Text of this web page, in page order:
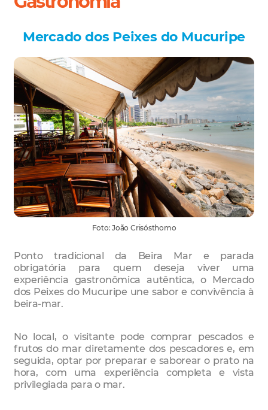
Mercado dos Peixes do Mucuripe
Foto: João Crisósthomo
Ponto tradicional da Beira Mar e parada
obrigatória para quem deseja viver uma
experiência gastronômica autêntica, o Mercado
dos Peixes do Mucuripe une sabor e convivência à
beira-mar.
No local, o visitante pode comprar pescados e
frutos do mar diretamente dos pescadores e, em
seguida, optar por preparar e saborear o prato na
hora, com uma experiência completa e vista
privilegiada para o mar.